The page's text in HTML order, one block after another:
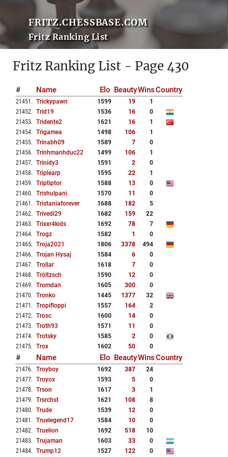
FRITZ.CHESSBASE.COM
Fritz Ranking List
Fritz Ranking List - Page 430
# Name Elo BeautyWinsCountry
21451 . Trickypawn 1599 19
1
21452. Trid19 1536 16
0
21453. Tridente2 1621 16
1
21454. Trigamea 1498 106
1
21455. Trinabh09 1589 7
0
21456. Trinhmanhduc22 1499 106
1
21457. Trinidy3 1591 2
0
21458. Triplearp 1595 22
1
21459. Triptiptor 1588 13
0
21460. Trishulpani 1570 11
0
21461 . Tristaniaforever 1688 182
5
21462. Trivedi29 1682 159
22
21463. Trixxr4kids 1692 78
7
21464. Trogz 1582 1
0
21465. Troja2021 1806 3378
494
21466. Trojan Hysaj 1584 6
0
21467. Trollar 1618 7
0
21468. Tröltzsch 1590 12
0
21469. Tromdan 1605 300
0
21470. Tronko 1445 1377
32
21471 . Tropifloppi 1557 164
2
21472. Trosc 1600 14
0
21473. Troth93 1571 11
0
21474. Trotsky 1585 2
0
21475. Trox 1602 50 0
# Name Elo BeautyWinsCountry
21476. Troyboy 1692 387
24
21477. Troyox 1593 5
0
21478. Trson 1617 3
1
21479. Trsrchst 1621 108
8
21480. Trude 1539 12
0
21481 . Truelegend17 1584 10
0
21482. Truelion 1692 518
10
21483. Trujaman 1603 33
0
21484. Trump12 1527 122
0